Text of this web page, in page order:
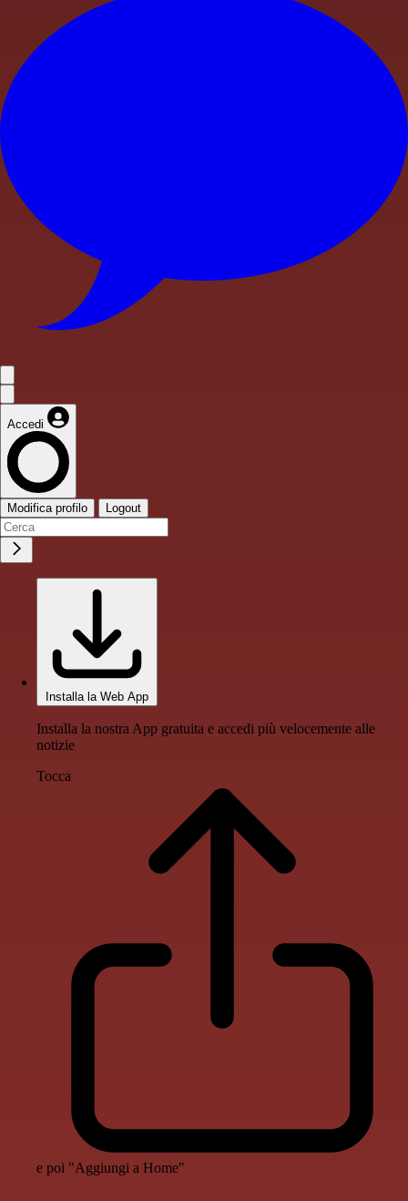
Accedi
Modifica profilo Logout
Installa la Web App
Installa la nostra App gratuita e accedi più velocemente alle
notizie
Tocca
e poi "Aggiungi a Home"